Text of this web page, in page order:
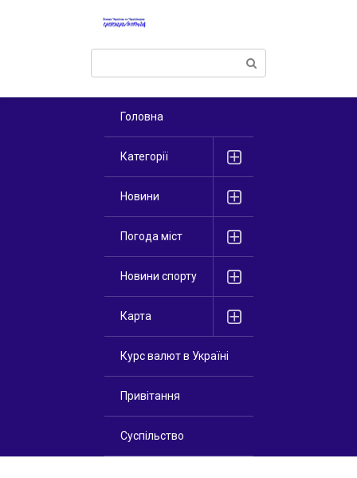
Поиск:
Головна
Категорії
Новини
Погода міст
Новини спорту
Карта
Курс валют в Україні
Привітання
Суспільство